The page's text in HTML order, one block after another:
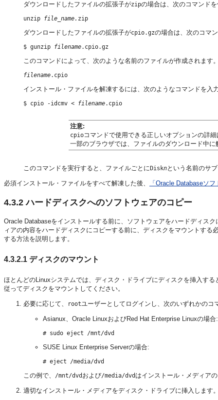
ダウンロードしたファイルの拡張子がzipの場合は、次のコマンド
unzip file_name.
ダウンロードしたファイルの拡張子がcpio.gzの場合は、次のコマ
$ gunzip filename
このコマンドによって、次のような名前のファイルが作成されます
filename
インストール・ファイルを解凍するには、次のようなコマンドを入
$ cpio -idcmv < filename
注意:
cpioコマンドで使用できる正しいオプションの詳
一部のブラウザでは、ファイルのダウンロード中に
このコマンドを実行すると、ファイルごとにDisknという名前のサ
必須インストール・ファイルをすべて解凍した後、 「Oracle Databaseソ
4.3.2 ハードディスクへのソフトウェアのコピー
Oracle Databaseをインストールする前に、ソフトウェアをハードディス
ィアの内容をハードディスクにコピーする前に、ディスクをマウントす
する方法を説明します。
4.3.2.1 ディスクのマウント
ほとんどのLinuxシステムでは、ディスク・ドライブにディスクを挿入す
従ってディスクをマウントしてください。
必要に応じて、 rootユーザーとしてログインし、次のいずれかの
Asianux、Oracle LinuxおよびRed Hat Enterprise Linuxの場合:
SUSE Linux Enterprise Serverの場合:
この例で、 /mnt/dvd および/media/dvd はインストール・メディア
適切なインストール・メディアをディスク・ドライブに挿入します